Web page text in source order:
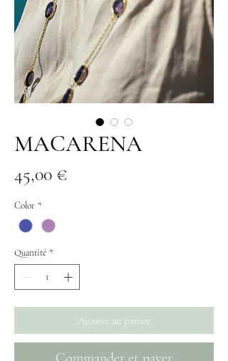
MACARENA
45,00 €
Color *
Quantité *
Ajouter au panier